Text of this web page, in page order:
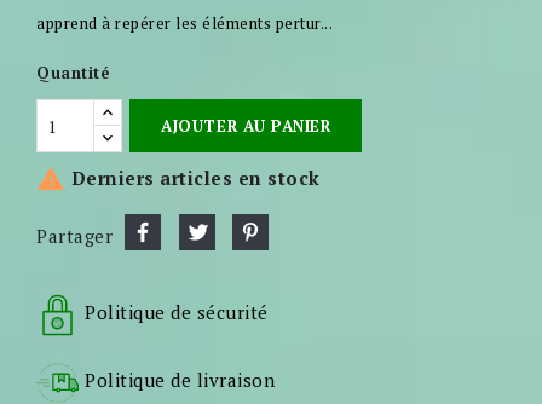
apprend à repérer les éléments pertur...
Quantité
AJOUTER AU PANIER
 Derniers articles en stock
Partager
Politique de sécurité
Politique de livraison